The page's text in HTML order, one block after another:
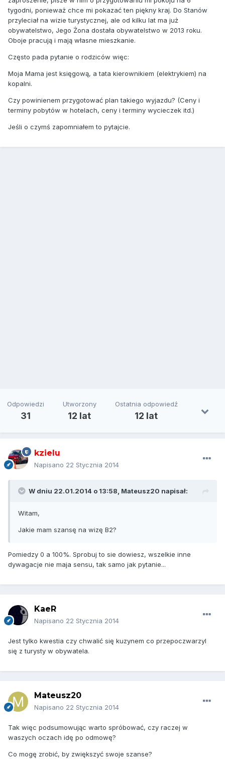
tygodni, ponieważ chce mi pokazać ten piękny kraj. Do Stanów
przyleciał na wizie turystycznej, ale od kilku lat ma już
obywatelstwo, Jego Żona dostała obywatelstwo w 2013 roku.
Oboje pracują i mają własne mieszkanie.
Często pada pytanie o rodziców więc:
Moja Mama jest księgową, a tata kierownikiem (elektrykiem) na
kopalni.
Czy powinienem przygotować plan takiego wyjazdu? (Ceny i
terminy pobytów w hotelach, ceny i terminy wycieczek itd.)
Jeśli o czymś zapomniałem to pytajcie.
Odpowiedzi
31
Utworzony
12 lat
Ostatnia odpowiedź
12 lat
kzielu
Napisano 22 Stycznia 2014
W dniu 22.01.2014 o 13:58, Mateusz20 napisał:
Witam,
Jakie mam szansę na wizę B2?
Pomiedzy 0 a 100%. Sprobuj to sie dowiesz, wszelkie inne
dywagacje nie maja sensu, tak samo jak pytanie...
KaeR
Napisano 22 Stycznia 2014
Jest tylko kwestia czy chwalić się kuzynem co przepoczwarzyl
się z turysty w obywatela.
Mateusz20
Napisano 22 Stycznia 2014
Tak więc podsumowując warto spróbować, czy raczej w
waszych oczach idę po odmowę?
Co mogę zrobić, by zwiększyć swoje szanse?